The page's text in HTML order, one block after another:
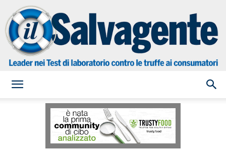
Salvagente